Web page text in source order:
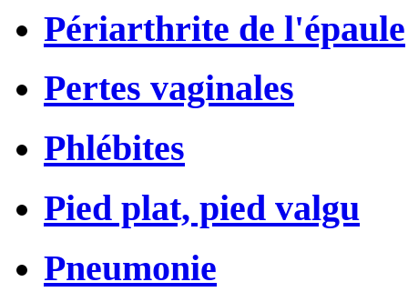
Périarthrite de l'épaule
Pertes vaginales
Phlébites
Pied plat, pied valgu
Pneumonie